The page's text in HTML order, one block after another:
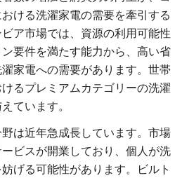
ける洗濯家電の需要を牽引する
ア市場では、資源の利用可能性
要件を満たす能力から、高い省
家電への需要があります。世帯
るプレミアムカテゴリーの洗濯
ています。
は近年急成長しています。市場
ビスが開業しており、個人が洗
げる可能性があります。ビルト